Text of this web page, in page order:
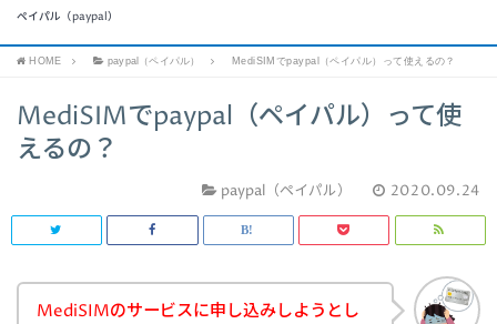
ペイパル（paypal）
HOME paypal（ペイパル） MediSIMでpaypal（ペイパル）って使えるの？
MediSIMでpaypal（ペイパル）って使
えるの？
paypal（ペイパル） 2020.09.24
MediSIMのサービスに申し込みしようとし